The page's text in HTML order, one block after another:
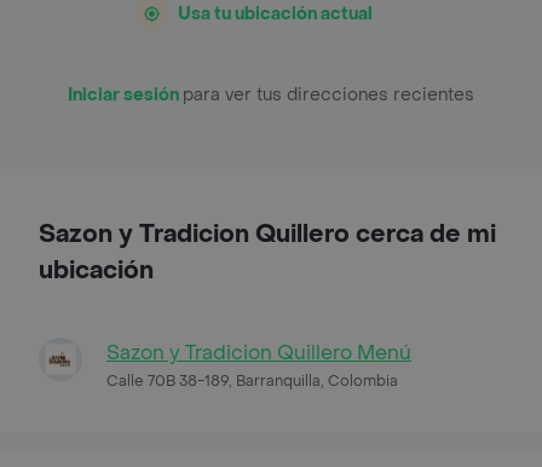
Usa tu ubicación actual
Iniciar sesión para ver tus direcciones recientes
Sazon y Tradicion Quillero cerca de mi
ubicación
Sazon y Tradicion Quillero Menú
Calle 70B 38-189, Barranquilla, Colombia